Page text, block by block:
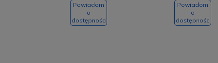
Powiadom
o
dostępności
Powiadom
o
dostępności